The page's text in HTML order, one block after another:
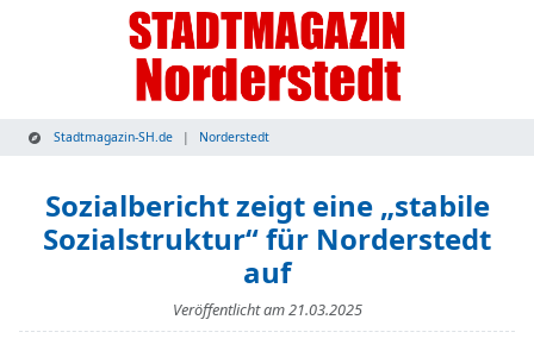
Stadtmagazin-SH.de Norderstedt
Sozialbericht zeigt eine „stabile
Sozialstruktur“ für Norderstedt
auf
Veröffentlicht am21.03.2025